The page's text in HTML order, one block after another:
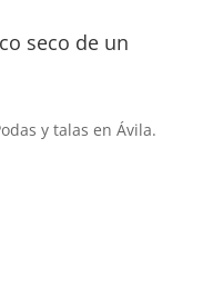
seco de un
y talas en Ávila.